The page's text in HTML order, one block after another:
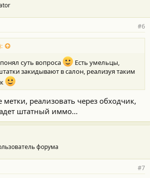
#6
суть вопроса
Есть умельцы,
закидывают в салон, реализуя таким
реализовать через обходчик,
штатный иммо...
форума
#7